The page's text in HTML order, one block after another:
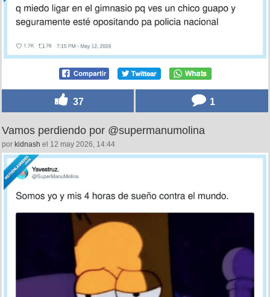
37 1
Vamos perdiendo por @supermanumolina
por kidnash el 12 may 2026, 14:44